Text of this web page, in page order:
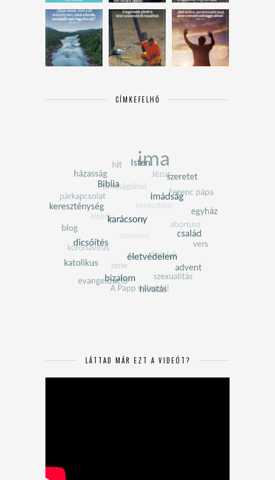
CÍMKEFELHŐ
LÁTTAD MÁR EZT A VIDEÓT?